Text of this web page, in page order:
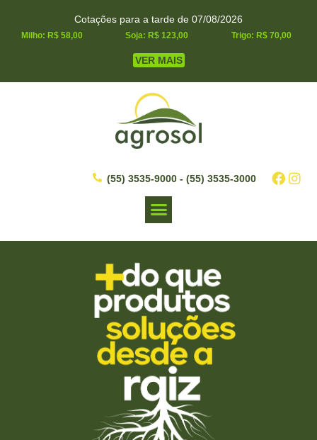
Cotações para a tarde de 07/08/2026
Milho: R$ 58,00 Soja: R$ 123,00 Trigo: R$ 70,00
VER MAIS
(55) 3535-9000 - (55) 3535-3000